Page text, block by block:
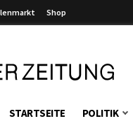
Shop
STARTSEITE POLITIK